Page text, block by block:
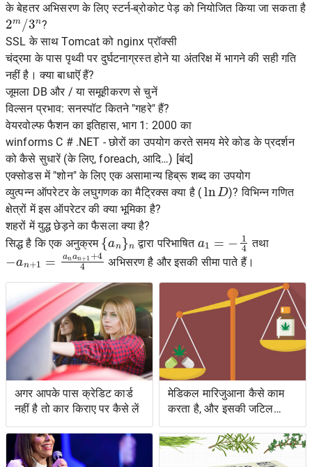
के बेहतर अभिसरण के लिए स्टर्न-ब्रोकोट पेड़ को नियोजित किया जा सकता है
2m/3n
?
SSL के साथ Tomcat को nginx प्रॉक्सी
चंद्रमा के पास पृथ्वी पर दुर्घटनाग्रस्त होने या अंतरिक्ष में भागने की सही गति
नहीं है। क्या बाधाऎं हैं?
जूमला DB और / या समूहीकरण से चुनें
विल्सन प्रभाव: सनस्पॉट कितने "गहरे" हैं?
वेयरवोल्फ फैशन का इतिहास, भाग 1: 2000 का
winforms C # .NET - छोरों का उपयोग करते समय मेरे कोड के प्रदर्शन
को कैसे सुधारें (के लिए, foreach, आदि…) [बंद]
एक्सोडस में "शोन" के लिए एक असामान्य हिब्रू शब्द का उपयोग
व्युत्पन्न ऑपरेटर के लघुगणक का मैट्रिक्स क्या है (
lnD
)? विभिन्न गणित
क्षेत्रों में इस ऑपरेटर की क्या भूमिका है?
शहरों में युद्ध छेड़ने का फैसला क्या है?
सिद्ध है कि एक अनुक्रम
{an }n
द्वारा परिभाषित
4
तथा
an+ a nan+1+4 4
अभिसरण है और इसकी सीमा पाते हैं।
अगर आपके पास क्रेडिट कार्ड
नहीं है तो कार किराए पर कैसे लें
मेडिकल मारिजुआना कैसे काम
करता है, और इसकी जटिल
कानूनी स्थिति